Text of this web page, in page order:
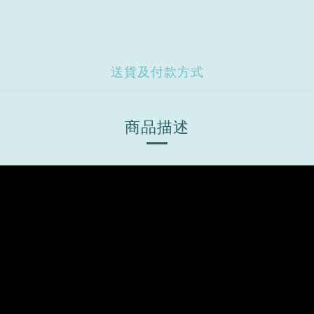
送貨及付款方式
商品描述